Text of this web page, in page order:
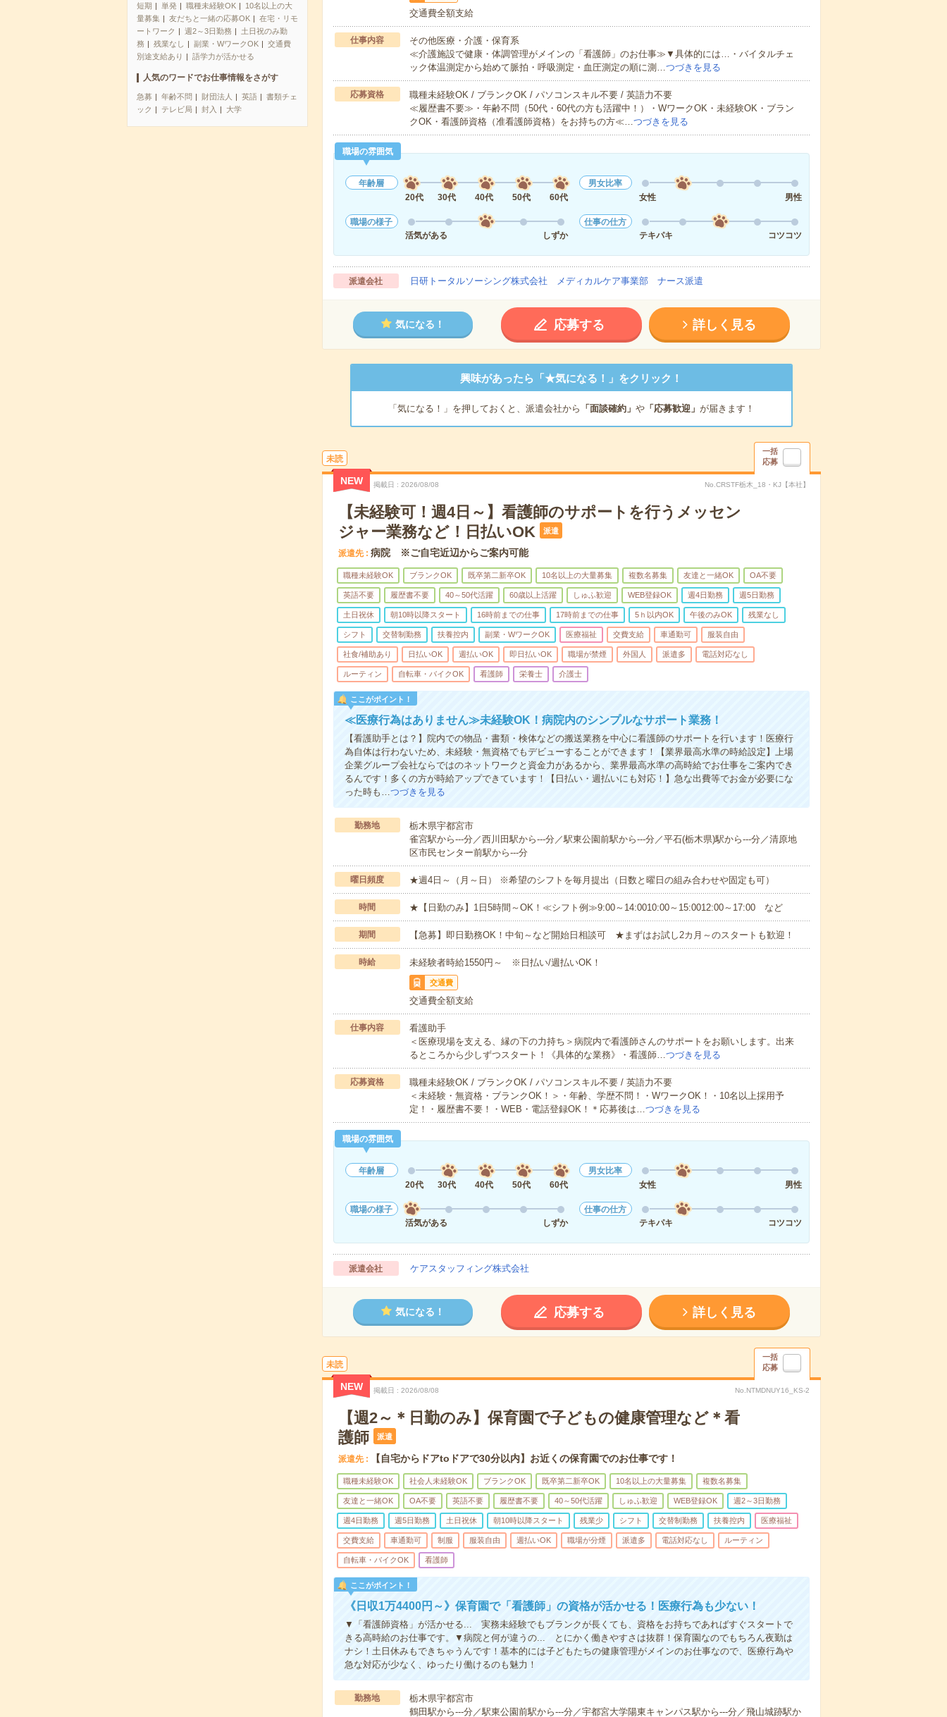
短期 単発 職種未経験OK
10名以上の大
量募集
友だちと一緒の応募OK
在宅・リモ
ートワーク
週2～3日勤務
土日祝のみ勤
務
残業なし 副業・WワークOK
交通費
別途支給あり
語学力が活かせる
人気のワードでお仕事情報をさがす
急募 年齢不問 財団法人 英語
書類チェ
ック
テレビ局 封入 大学
交通費全額支給
仕事内容
その他医療・介護・保育系
≪介護施設で健康・体調管理がメインの「看護師」のお仕事≫▼具体的には…・バイタルチェ
ック体温測定から始めて脈拍・呼吸測定・血圧測定の順に測…つづきを見る
応募資格
職種未経験OK / ブランクOK / パソコンスキル不要 / 英語力不要
≪履歴書不要≫・年齢不問（50代・60代の方も活躍中！）・WワークOK・未経験OK・ブラン
クOK・看護師資格（准看護師資格）をお持ちの方≪…つづきを見る
職場の雰囲気
年齢層
20代
30代 40代 50代 60代
男女比率
女性
男性
職場の様子
活気がある
しずか
仕事の仕方
テキパキ
コツコツ
派遣会社 日研トータルソーシング株式会社 メディカルケア事業部 ナース派遣
気になる！ 応募する 詳しく見る
興味があったら「★気になる！」をクリック！
「気になる！」を押しておくと、派遣会社から 「面談確約」 や「応募歓迎」 が届きます！
未読
一括
応募
NEW 掲載日 2026/08/08 No.CRSTF栃木_18・KJ【本社】
【未経験可！週4日～】看護師のサポートを行うメッセン
ジャー業務など！日払いOK
派遣
派遣先 病院 ※ご自宅近辺からご案内可能
職種未経験OK ブランクOK 既卒第二新卒OK 10名以上の大量募集 複数名募集 友達と一緒OK OA不要
英語不要 履歴書不要 40～50代活躍 60歳以上活躍 しゅふ歓迎 WEB登録OK 週4日勤務 週5日勤務
土日祝休 朝10時以降スタート 16時前までの仕事 17時前までの仕事 5ｈ以内OK 午後のみOK 残業なし
シフト 交替制勤務 扶養控内 副業・WワークOK 医療福祉 交費支給 車通勤可 服装自由
社食/補助あり 日払いOK 週払いOK 即日払いOK 職場が禁煙 外国人 派遣多 電話対応なし
ルーティン 自転車・バイクOK 看護師 栄養士 介護士
ここがポイント！
≪医療行為はありません≫未経験OK！病院内のシンプルなサポート業務！
【看護助手とは？】院内での物品・書類・検体などの搬送業務を中心に看護師のサポートを行います！医療行
為自体は行わないため、未経験・無資格でもデビューすることができます！【業界最高水準の時給設定】上場
企業グループ会社ならではのネットワークと資金力があるから、業界最高水準の高時給でお仕事をご案内でき
るんです！多くの方が時給アップできています！【日払い・週払いにも対応！】急な出費等でお金が必要にな
った時も…つづきを見る
勤務地
栃木県宇都宮市
雀宮駅から---分／西川田駅から---分／駅東公園前駅から---分／平石(栃木県)駅から---分／清原地
区市民センター前駅から---分
曜日頻度 ★週4日～（月～日） ※希望のシフトを毎月提出（日数と曜日の組み合わせや固定も可）
時間 ★【日勤のみ】1日5時間～OK！≪シフト例≫9:00～14:0010:00～15:0012:00～17:00 など
期間 【急募】即日勤務OK！中旬～など開始日相談可 ★まずはお試し2カ月～のスタートも歓迎！
時給 未経験者時給1550円～ ※日払い/週払いOK！
交通費
交通費全額支給
仕事内容
看護助手
＜医療現場を支える、縁の下の力持ち＞病院内で看護師さんのサポートをお願いします。出来
るところから少しずつスタート！《具体的な業務》・看護師…つづきを見る
応募資格
職種未経験OK / ブランクOK / パソコンスキル不要 / 英語力不要
＜未経験・無資格・ブランクOK！＞・年齢、学歴不問！・WワークOK！・10名以上採用予
定！・履歴書不要！・WEB・電話登録OK！＊応募後は…つづきを見る
職場の雰囲気
年齢層
20代
30代 40代 50代 60代
男女比率
女性
男性
職場の様子
活気がある
しずか
仕事の仕方
テキパキ
コツコツ
派遣会社 ケアスタッフィング株式会社
気になる！ 応募する 詳しく見る
未読
一括
応募
NEW 掲載日 2026/08/08 No.NTMDNUY16_KS-2
【週2～＊日勤のみ】保育園で子どもの健康管理など＊看
護師
派遣
派遣先 【自宅からドアtoドアで30分以内】お近くの保育園でのお仕事です！
職種未経験OK 社会人未経験OK ブランクOK 既卒第二新卒OK 10名以上の大量募集 複数名募集
友達と一緒OK OA不要 英語不要 履歴書不要 40～50代活躍 しゅふ歓迎 WEB登録OK 週2～3日勤務
週4日勤務 週5日勤務 土日祝休 朝10時以降スタート 残業少 シフト 交替制勤務 扶養控内 医療福祉
交費支給 車通勤可 制服 服装自由 週払いOK 職場が分煙 派遣多 電話対応なし ルーティン
自転車・バイクOK 看護師
ここがポイント！
《日収1万4400円～》保育園で「看護師」の資格が活かせる！医療行為も少ない！
▼「看護師資格」が活かせる... 実務未経験でもブランクが長くても、資格をお持ちであればすぐスタートで
きる高時給のお仕事です。▼病院と何が違うの... とにかく働きやすさは抜群！保育園なのでもちろん夜勤は
ナシ！土日休みもできちゃうんです！基本的には子どもたちの健康管理がメインのお仕事なので、医療行為や
急な対応が少なく、ゆったり働けるのも魅力！
勤務地
栃木県宇都宮市
鶴田駅から---分／駅東公園前駅から---分／宇都宮大学陽東キャンパス駅から---分／飛山城跡駅か